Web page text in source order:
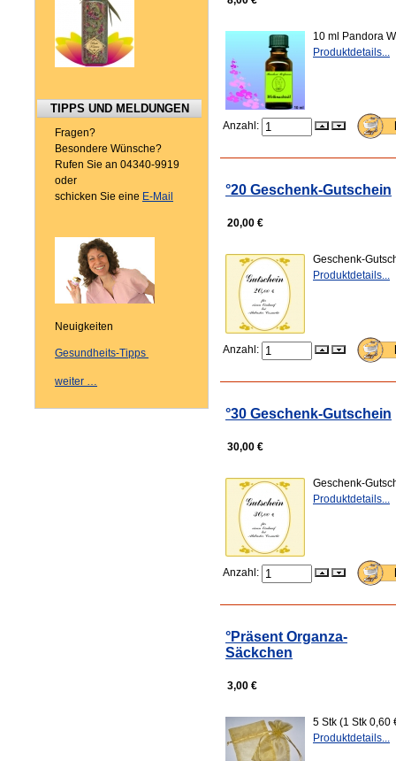
TIPPS UND MELDUNGEN
Fragen?
Besondere Wünsche?
Rufen Sie an 04340-9919
oder
schicken Sie eine E-Mail
Neuigkeiten
Gesundheits-Tipps
weiter …
10 ml Pandora
Produktdetails...
Anzahl:
°20 Geschenk-Gutschein
20,00 €
Geschenk-
Produktdetails...
Anzahl:
°30 Geschenk-Gutschein
30,00 €
Geschenk-
Produktdetails...
Anzahl:
°Präsent Organza-
Säckchen
3,00 €
5 Stk (1 Stk
Produktdetails...